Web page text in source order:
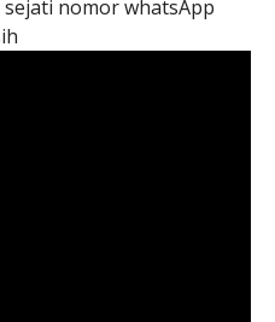
nomor whatsApp